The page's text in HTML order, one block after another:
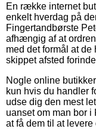
En række internet
enkelt hverdag på
Fingertandbørste
afhængig af at
med det formål at
skippet afsted
Nogle online
kun hvis du handler
udse dig den mest
uanset om man bor
at få dem til at